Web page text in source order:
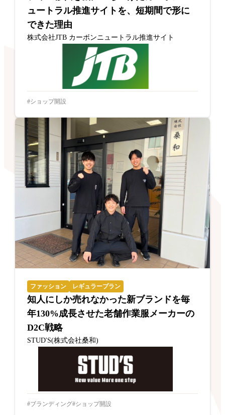
ュートラル推進サイトを、短期間で形に
できた理由
株式会社JTB カーボンニュートラル推進サイト
ショップ開設
ファッション レギュラープラン
知人にしか売れなかった新ブランドを毎
年130%成長させた老舗作業服メーカーの
D2C戦略
STUD'S(株式会社桑和)
ブランディング ショップ開設